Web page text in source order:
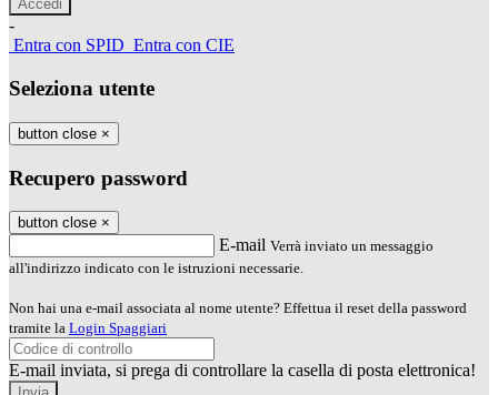
-
Entra con SPID Entra con CIE
Seleziona utente
button close ×
Recupero password
button close ×
E-mail Verrà inviato un messaggio
all'indirizzo indicato con le istruzioni necessarie.
Non hai una e-mail associata al nome utente? Effettua il reset della password
tramite la Login Spaggiari
E-mail inviata, si prega di controllare la casella di posta elettronica!